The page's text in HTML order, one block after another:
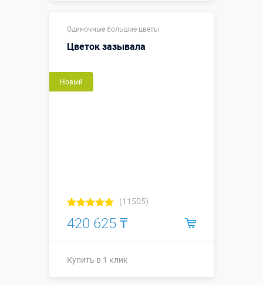
Одиночные большие цветы
Цветок зазывала
Новый
(11505)
420 625 ₸
Купить в 1 клик